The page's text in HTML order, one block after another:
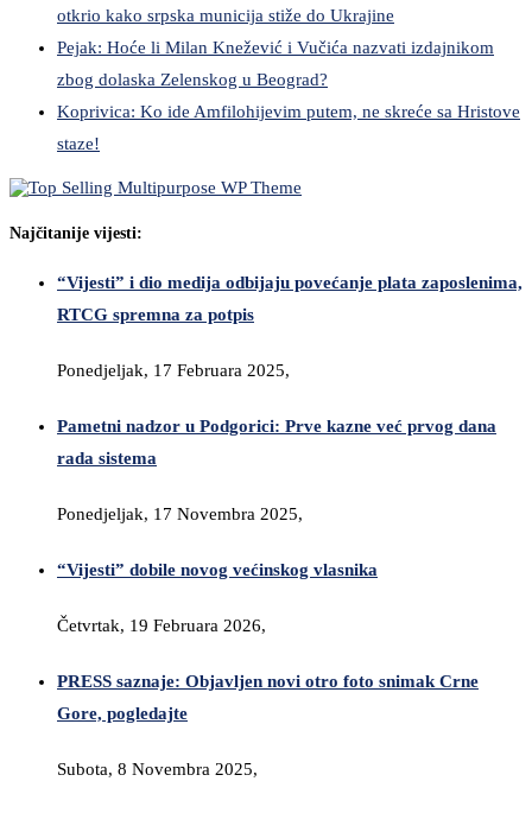
otkrio kako srpska municija stiže do Ukrajine
Pejak: Hoće li Milan Knežević i Vučića nazvati izdajnikom
zbog dolaska Zelenskog u Beograd?
Koprivica: Ko ide Amfilohijevim putem, ne skreće sa Hristove
staze!
Najčitanije vijesti:
“Vijesti” i dio medija odbijaju povećanje plata zaposlenima,
RTCG spremna za potpis
Ponedjeljak, 17 Februara 2025,
Pametni nadzor u Podgorici: Prve kazne već prvog dana
rada sistema
Ponedjeljak, 17 Novembra 2025,
“Vijesti” dobile novog većinskog vlasnika
Četvrtak, 19 Februara 2026,
PRESS saznaje: Objavljen novi otro foto snimak Crne
Gore, pogledajte
Subota, 8 Novembra 2025,